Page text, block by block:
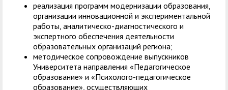
реализация программ модернизации образования,
организации инновационной и экспериментальной
работы, аналитическо-диагностического и
экспертного обеспечения деятельности
образовательных организаций региона;
методическое сопровождение выпускников
Университета направления «Педагогическое
образование» и «Психолого-педагогическое
образование», осуществляющих